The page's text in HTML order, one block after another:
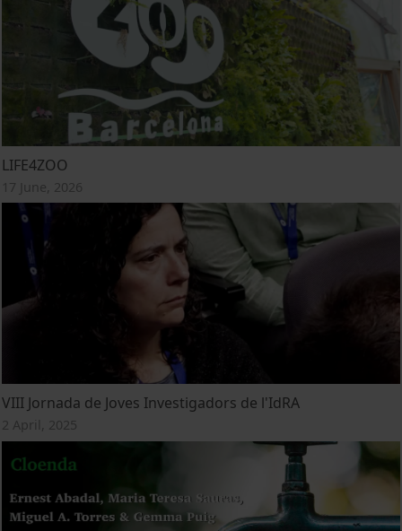
LIFE4ZOO
17 June, 2026
VIII Jornada de Joves Investigadors de l'IdRA
2 April, 2025